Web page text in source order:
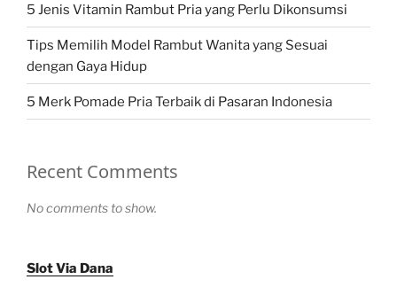
5 Jenis Vitamin Rambut Pria yang Perlu Dikonsumsi
Tips Memilih Model Rambut Wanita yang Sesuai
dengan Gaya Hidup
5 Merk Pomade Pria Terbaik di Pasaran Indonesia
Recent Comments
No comments to show.
Slot Via Dana